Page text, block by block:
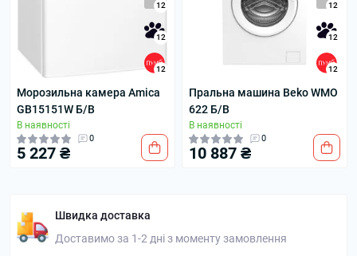
12
12
12
Морозильна камера Amica
GB15151W Б/В
В наявності
0
5 227 ₴
12
12
12
Пральна машина Beko WMO
622 Б/В
В наявності
0
10 887 ₴
Швидка доставка
Доставимо за 1-2 дні з моменту замовлення